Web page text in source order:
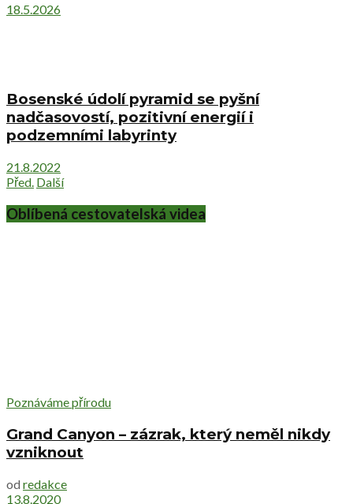
18.5.2026
Bosenské údolí pyramid se pyšní
nadčasovostí, pozitivní energií i
podzemními labyrinty
21.8.2022
Před. Další
Oblíbená cestovatelská videa
Poznáváme přírodu
Grand Canyon – zázrak, který neměl nikdy
vzniknout
od redakce
13.8.2020